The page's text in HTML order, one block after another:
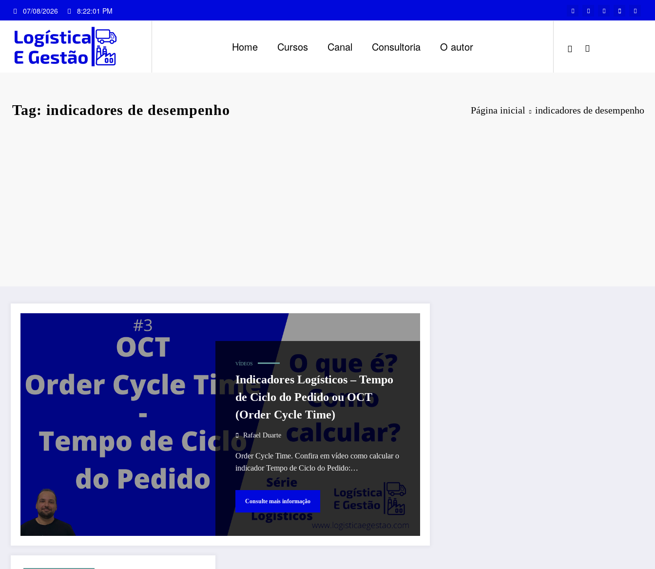
para
conteúdo
07/08/2026 8:22:01 PM
Home Cursos Canal Consultoria O autor
Tag: indicadores de desempenho Página inicial indicadores de desempenho
VÍDEOS
Indicadores Logísticos – Tempo
de Ciclo do Pedido ou OCT
(Order Cycle Time)
Rafael Duarte
Order Cycle Time. Confira em vídeo como calcular o
indicador Tempo de Ciclo do Pedido:…
Consulte mais informação